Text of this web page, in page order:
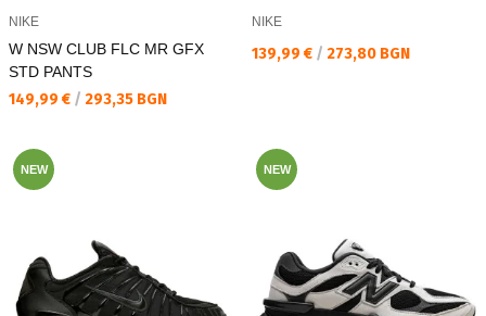
NIKE
W NSW CLUB FLC MR GFX
STD PANTS
Текуща цена:
149,99 € / 293,35 BGN
NIKE
Текуща цена:
139,99 € / 273,80 BGN
NEW NEW